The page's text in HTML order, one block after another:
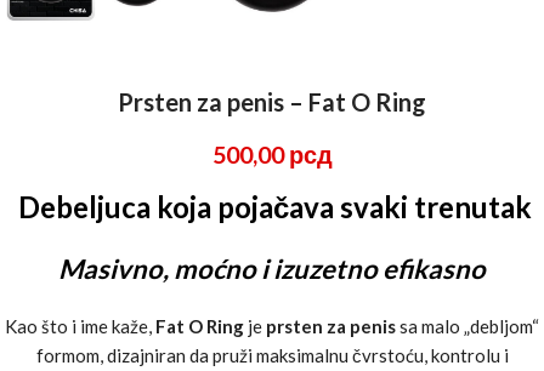
Prsten za penis – Fat O Ring
500,00рсд
Debeljuca koja pojačava svaki trenutak
Masivno, moćno i izuzetno efikasno
Kao što i ime kaže, Fat O Ring je prsten za penissa malo „debljom“
formom, dizajniran da pruži maksimalnu čvrstoću, kontrolu i